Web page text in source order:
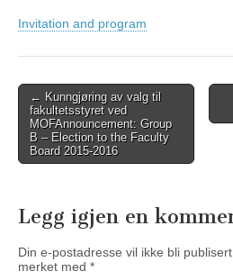
Invitation and program
Post
navigation
← Kunngjøring av valg til
fakultetsstyret ved
MOFAnnouncement: Group
B – Election to the Faculty
Board 2015-2016
Legg igjen en
Din e-postadresse vil ikke bli
merket med *